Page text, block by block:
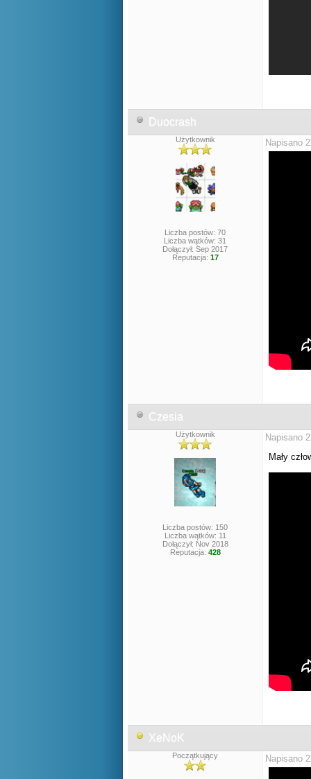
Duocrash
Użytkownik
Liczba postów: 70
Liczba wątków: 31
Dołączył: Sep 2017
Reputacja: 17
Napisano
Czesia
Użytkownik
Liczba postów: 150
Liczba wątków: 11
Dołączył: Nov 2018
Reputacja: 428
Napisano
Mały
XeNoK
Początkujący Napisano